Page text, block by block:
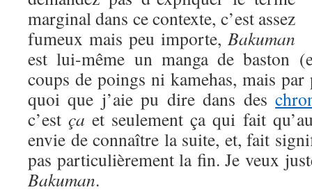
marginal dans ce contexte, c’est assez
fumeux mais peu importe, Bakuman
est lui-même un manga de baston
coups de poings ni kamehas, mais
quoi que j’aie pu dire dans des
c’estça et seulement ça qui fait
envie de connaître la suite, et, fait
pas particulièrement la fin. Je veux
Bakuman.